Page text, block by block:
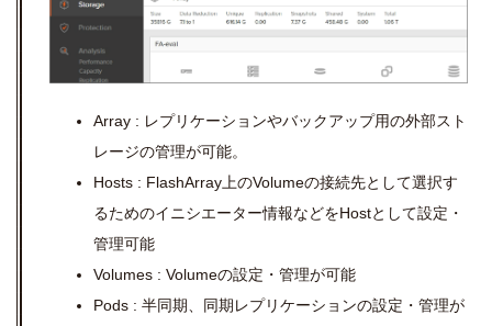
Array : レプリケーションやバックアップ用の外部スト
レージの管理が可能。
Hosts : FlashArray上のVolumeの接続先として選択す
るためのイニシエーター情報などをHostとして設定・
管理可能
Volumes : Volumeの設定・管理が可能
Pods : 半同期、同期レプリケーションの設定・管理が